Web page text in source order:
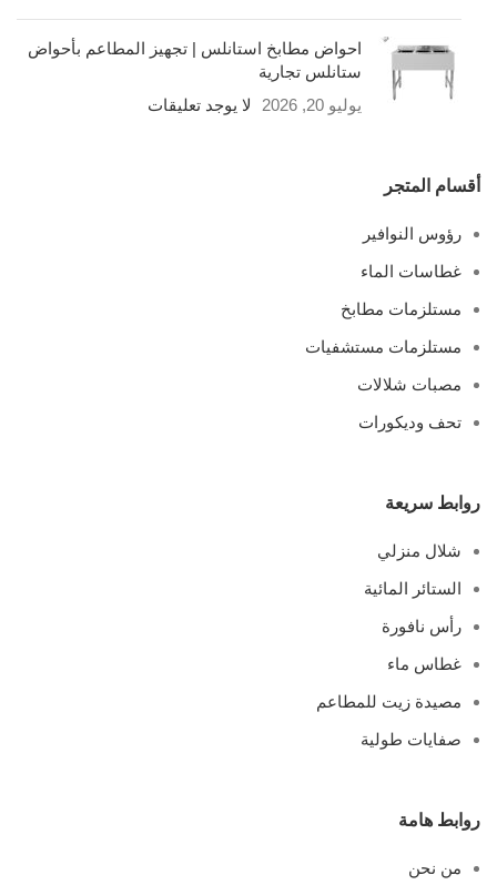
احواض مطابخ استانلس | تجهيز المطاعم بأحواض
ستانلس تجارية
يوليو 20, 2026
لا يوجد تعليقات
أقسام المتجر
رؤوس النوافير
غطاسات الماء
مستلزمات مطابخ
مستلزمات مستشفيات
مصبات شلالات
تحف وديكورات
روابط سريعة
شلال منزلي
الستائر المائية
رأس نافورة
غطاس ماء
مصيدة زيت للمطاعم
صفايات طولية
روابط هامة
من نحن